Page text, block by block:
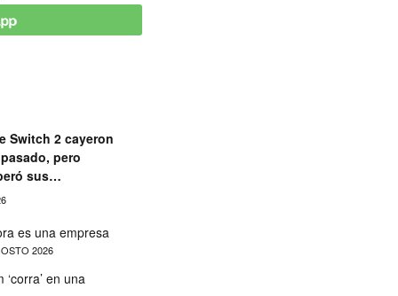
Switch 2 cayeron
pero
sus
es una empresa
2026
en una